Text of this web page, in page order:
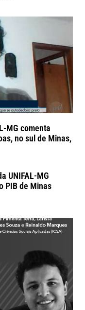
MG comenta
no sul de Minas,
UNIFAL-MG
PIB de Minas